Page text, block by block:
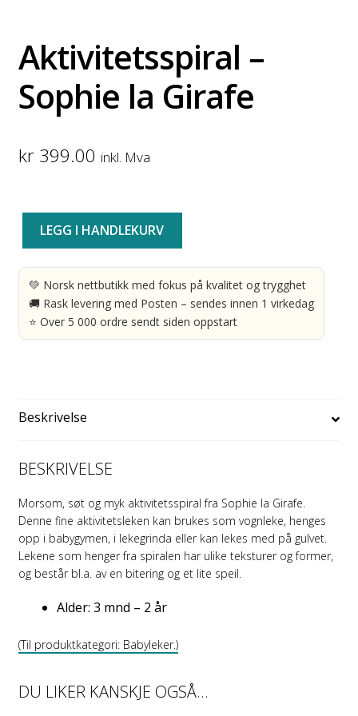
Aktivitetsspiral –
Sophie la Girafe
kr399.00 inkl. Mva
Aktivitetsspiral
Girafe
antall
LEGG I HANDLEKURV
💚 Norsk nettbutikk med fokus på kvalitet og trygghet
🚚 Rask levering med Posten – sendes innen 1 virkedag
⭐ Over 5 000 ordre sendt siden oppstart
Beskrivelse
BESKRIVELSE
Morsom, søt og myk aktivitetsspiral fra Sophie la Girafe.
Denne fine aktivitetsleken kan brukes som vognleke, henges
opp i babygymen, i lekegrinda eller kan lekes med på gulvet.
Lekene som henger fra spiralen har ulike teksturer og former,
og består bl.a. av en bitering og et lite speil.
Alder: 3 mnd – 2 år
(Til produktkategori: Babyleker.)
DU LIKER KANSKJE OGSÅ…